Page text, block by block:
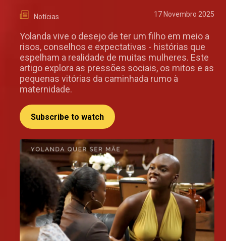
Notícias 17 Novembro 2025
Yolanda vive o desejo de ter um filho em meio a
risos, conselhos e expectativas - histórias que
espelham a realidade de muitas mulheres. Este
artigo explora as pressões sociais, os mitos e as
pequenas vitórias da caminhada rumo à
maternidade.
Subscribe to watch